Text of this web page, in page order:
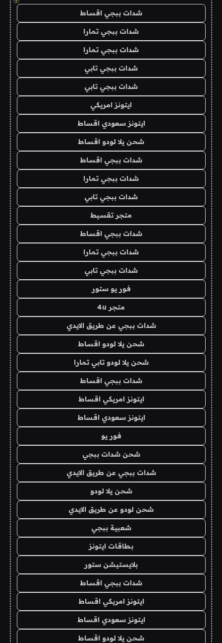
شدات ببجي اقساط
شدات ببجي تمارا
شدات ببجي تمارا
شدات ببجي تابي
شدات ببجي تابي
ايتونز امريكي
ايتونز سعودي اقساط
شحن يلا لودو اقساط
شدات ببجي اقساط
شدات ببجي تمارا
شدات ببجي تابي
متجر تقسيط
شدات ببجي اقساط
شدات ببجي تمارا
شدات ببجي تابي
فور يو ستور
متجر 4u
شدات ببجي عن طريق الايدي
شحن يلا لودو اقساط
شحن يلا لودو تابي تمارا
شدات ببجي اقساط
ايتونز امريكي اقساط
ايتونز سعودي اقساط
فور يو
شحن شدات ببجي
شدات ببجي عن طريق الايدي
شحن يلا لودو
شحن لودو عن طريق الايدي
شعبية ببجي
بطاقات ايتونز
بلايستيشن ستور
شدات ببجي اقساط
ايتونز امريكي اقساط
ايتونز سعودي اقساط
شحن يلا لودو اقساط